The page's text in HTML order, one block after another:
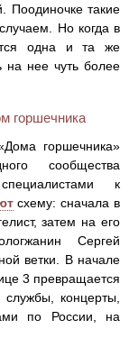
Поодиночке такие
Но когда в
одна и та же
на нее чуть более
горшечника
горшечника»
сообщества
к
схему: сначала в
затем на его
Сергей
ветки. В начале
3 превращается
концерты,
по России, на